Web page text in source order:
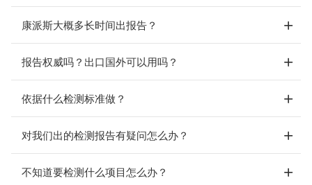
康派斯大概多长时间出报告？
报告权威吗？出口国外可以用吗？
依据什么检测标准做？
对我们出的检测报告有疑问怎么办？
不知道要检测什么项目怎么办？